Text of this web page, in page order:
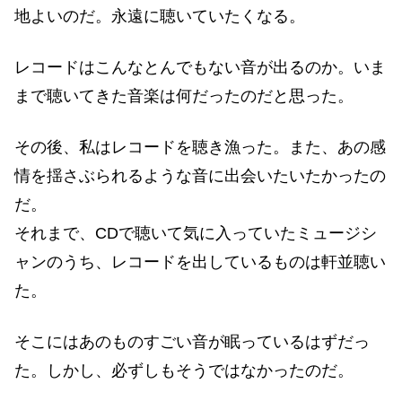
地よいのだ。永遠に聴いていたくなる。
レコードはこんなとんでもない音が出るのか。いま
まで聴いてきた音楽は何だったのだと思った。
その後、私はレコードを聴き漁った。また、あの感
情を揺さぶられるような音に出会いたいたかったの
だ。
それまで、CDで聴いて気に入っていたミュージシ
ャンのうち、レコードを出しているものは軒並聴い
た。
そこにはあのものすごい音が眠っているはずだっ
た。しかし、必ずしもそうではなかったのだ。